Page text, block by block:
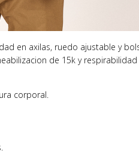
en axilas, ruedo ajustable y
de 15k y
corporal.